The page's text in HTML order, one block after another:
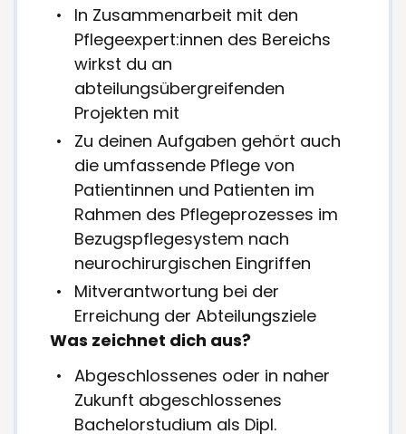
In Zusammenarbeit mit den
Pflegeexpert:innen des Bereichs
wirkst du an
abteilungsübergreifenden
Projekten mit
Zu deinen Aufgaben gehört auch
die umfassende Pflege von
Patientinnen und Patienten im
Rahmen des Pflegeprozesses im
Bezugspflegesystem nach
neurochirurgischen Eingriffen
Mitverantwortung bei der
Erreichung der Abteilungsziele
Was zeichnet dich aus?
Abgeschlossenes oder in naher
Zukunft abgeschlossenes
Bachelorstudium als Dipl.